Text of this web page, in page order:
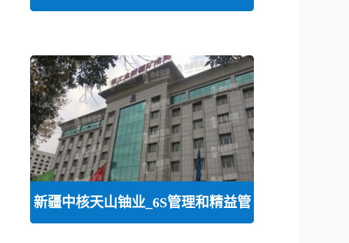
新疆中核天山铀业_6S管理和精益管